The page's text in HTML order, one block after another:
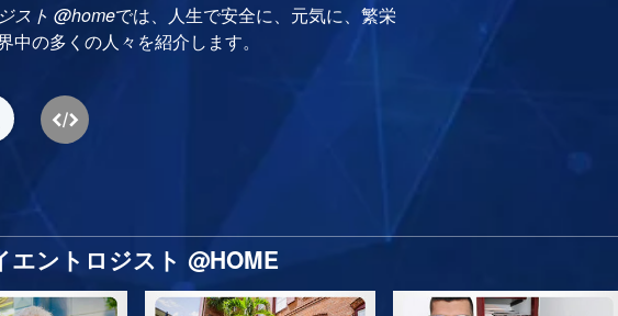
スト @homeでは、人生で安全に、元気に、繁栄
中の多くの人々を紹介します。
エントロジスト @HOME